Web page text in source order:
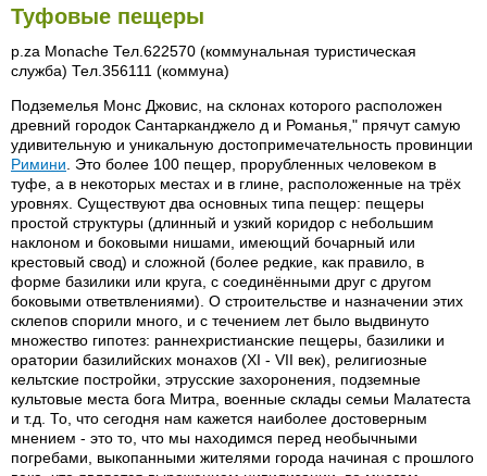
Туфовые пещеры
p.za Monache Тел.622570 (коммунальная туристическая
служба) Тел.356111 (коммуна)
Подземелья Монс Джовис, на склонах которого расположен
древний городок Сантарканджело д и Романья," прячут самую
удивительную и уникальную достопримечательность провинции
Римини . Это более 100 пещер, прорубленных человеком в
туфе, а в некоторых местах и в глине, расположенные на трёх
уровнях. Существуют два основных типа пещер: пещеры
простой структуры (длинный и узкий коридор с небольшим
наклоном и боковыми нишами, имеющий бочарный или
крестовый свод) и сложной (более редкие, как правило, в
форме базилики или круга, с соединёнными друг с другом
боковыми ответвлениями). О строительстве и назначении этих
склепов спорили много, и с течением лет было выдвинуто
множество гипотез: раннехристианские пещеры, базилики и
оратории базилийских монахов (XI - VII век), религиозные
кельтские постройки, этрусские захоронения, подземные
культовые места бога Митра, военные склады семьи Малатеста
и т.д. То, что сегодня нам кажется наиболее достоверным
мнением - это то, что мы находимся перед необычными
погребами, выкопанными жителями города начиная с прошлого